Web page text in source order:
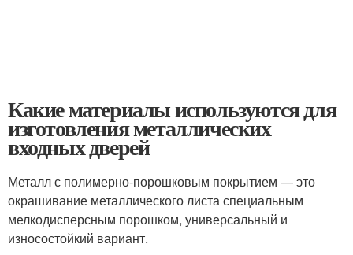
Какие материалы используются для
изготовления металлических
входных дверей
Металл с полимерно-порошковым покрытием — это
окрашивание металлического листа специальным
мелкодисперсным порошком, универсальный и
износостойкий вариант.